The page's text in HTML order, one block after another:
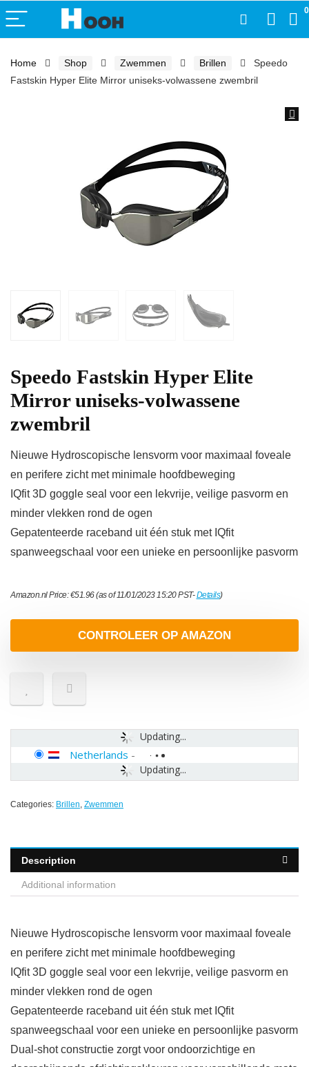
0
Home Shop Zwemmen Brillen
Speedo
Fastskin Hyper Elite Mirror uniseks-volwassene zwembril
Speedo Fastskin Hyper Elite
Mirror uniseks-volwassene
zwembril
Nieuwe Hydroscopische lensvorm voor maximaal foveale
en perifere zicht met minimale hoofdbeweging
IQfit 3D goggle seal voor een lekvrije, veilige pasvorm en
minder vlekken rond de ogen
Gepatenteerde raceband uit één stuk met IQfit
spanweegschaal voor een unieke en persoonlijke pasvorm
Amazon.nl Price:€51.96(as of 11/01/2023 15:20 PST-Details)
CONTROLEER OP AMAZON
Updating...
Updating...
Netherlands -
Categories: Brillen, Zwemmen
Description
Additional information
Nieuwe Hydroscopische lensvorm voor maximaal foveale
en perifere zicht met minimale hoofdbeweging
IQfit 3D goggle seal voor een lekvrije, veilige pasvorm en
minder vlekken rond de ogen
Gepatenteerde raceband uit één stuk met IQfit
spanweegschaal voor een unieke en persoonlijke pasvorm
Dual-shot constructie zorgt voor ondoorzichtige en